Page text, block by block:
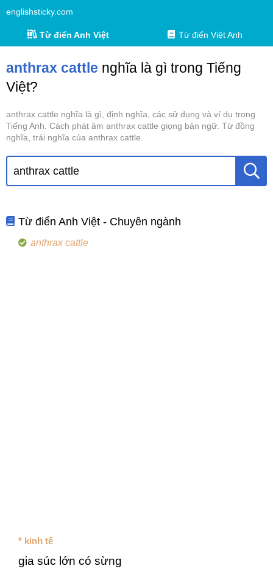
englishsticky.com
Từ điển Anh Việt Từ điển Việt Anh
anthrax cattle nghĩa là gì trong Tiếng
Việt?
anthrax cattle nghĩa là gì, định nghĩa, các sử dụng và ví dụ trong
Tiếng Anh. Cách phát âm anthrax cattle giọng bản ngữ. Từ đồng
nghĩa, trái nghĩa của anthrax cattle.
Từ điển Anh Việt - Chuyên ngành
anthrax cattle
* kinh tế
gia súc lớn có sừng